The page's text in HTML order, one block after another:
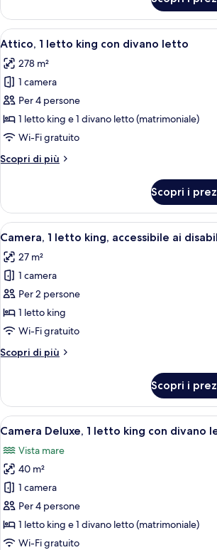
Bedroom
Oceanfront)
1
letto
king
divano
letto
Bedroom
Oceanfront)
Apri
tutte
le
foto
per
Attico,
1
king
letto
Camera
7
Attico, 1 letto king con divano letto
278 m²
1 camera
Per 4 persone
1 letto king e 1 divano letto (matrimoniale)
Wi-Fi gratuito
Scopri di più
Altri
1
letto
king
divano
letto
Scopri i
Apri
tutte
le
foto
per
Camera,
1
king,
disabili
Una
4
Camera, 1 letto king, accessibile ai
27 m²
1 camera
Per 2 persone
1 letto king
Wi-Fi gratuito
Scopri di più
Altri
1
letto
king,
ai
disabili
Scopri i
Apri
tutte
le
foto
per
Camera
Deluxe,
1
Un resort
7
Camera Deluxe, 1 letto king con divano
Vista mare
40 m²
1 camera
Per 4 persone
1 letto king e 1 divano letto (matrimoniale)
Wi-Fi gratuito